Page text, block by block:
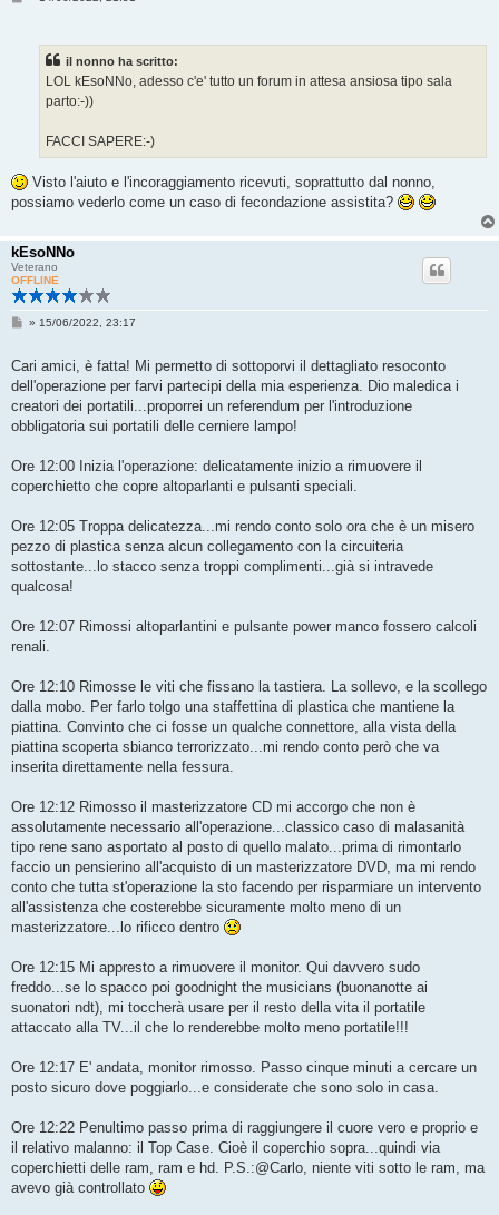
il nonno ha scritto:
LOL kEsoNNo, adesso c'e' tutto un forum in attesa ansiosa tipo sala
parto:-))
FACCI SAPERE:-)
Visto l'aiuto e l'incoraggiamento ricevuti, soprattutto dal nonno,
possiamo vederlo come un caso di fecondazione assistita?
kEsoNNo
Veterano
OFFLINE
M
s
a
g
g
i
o
» 15/06/2022, 23:17
Cari amici, è fatta! Mi permetto di sottoporvi il dettagliato resoconto
dell'operazione per farvi partecipi della mia esperienza. Dio maledica i
creatori dei portatili...proporrei un referendum per l'introduzione
obbligatoria sui portatili delle cerniere lampo!
Ore 12:00 Inizia l'operazione: delicatamente inizio a rimuovere il
coperchietto che copre altoparlanti e pulsanti speciali.
Ore 12:05 Troppa delicatezza...mi rendo conto solo ora che è un misero
pezzo di plastica senza alcun collegamento con la circuiteria
sottostante...lo stacco senza troppi complimenti...già si intravede
qualcosa!
Ore 12:07 Rimossi altoparlantini e pulsante power manco fossero calcoli
renali.
Ore 12:10 Rimosse le viti che fissano la tastiera. La sollevo, e la scollego
dalla mobo. Per farlo tolgo una staffettina di plastica che mantiene la
piattina. Convinto che ci fosse un qualche connettore, alla vista della
piattina scoperta sbianco terrorizzato...mi rendo conto però che va
inserita direttamente nella fessura.
Ore 12:12 Rimosso il masterizzatore CD mi accorgo che non è
assolutamente necessario all'operazione...classico caso di malasanità
tipo rene sano asportato al posto di quello malato...prima di rimontarlo
faccio un pensierino all'acquisto di un masterizzatore DVD, ma mi rendo
conto che tutta st'operazione la sto facendo per risparmiare un intervento
all'assistenza che costerebbe sicuramente molto meno di un
masterizzatore...lo rificco dentro
Ore 12:15 Mi appresto a rimuovere il monitor. Qui davvero sudo
freddo...se lo spacco poi goodnight the musicians (buonanotte ai
suonatori ndt), mi toccherà usare per il resto della vita il portatile
attaccato alla TV...il che lo renderebbe molto meno portatile!!!
Ore 12:17 E' andata, monitor rimosso. Passo cinque minuti a cercare un
posto sicuro dove poggiarlo...e considerate che sono solo in casa.
Ore 12:22 Penultimo passo prima di raggiungere il cuore vero e proprio e
il relativo malanno: il Top Case. Cioè il coperchio sopra...quindi via
coperchietti delle ram, ram e hd. P.S.:@Carlo, niente viti sotto le ram, ma
avevo già controllato